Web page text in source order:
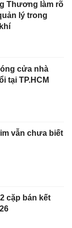
Thương làm rõ
lý trong
cửa nhà
tại TP.HCM
vẫn chưa biết
cặp bán kết